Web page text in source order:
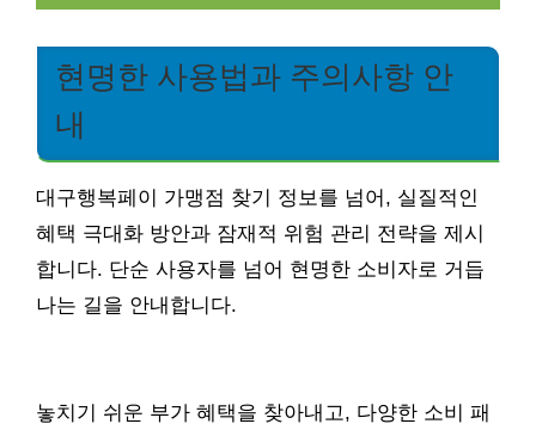
현명한 사용법과 주의사항 안
내
대구행복페이 가맹점 찾기 정보를 넘어, 실질적인
혜택 극대화 방안과 잠재적 위험 관리 전략을 제시
합니다. 단순 사용자를 넘어 현명한 소비자로 거듭
나는 길을 안내합니다.
놓치기 쉬운 부가 혜택을 찾아내고, 다양한 소비 패